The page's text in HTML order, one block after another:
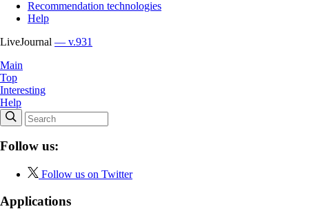
Recommendation technologies
Help
LiveJournal — v.931
Main
Top
Interesting
Help
Follow us:
Follow us on Twitter
Applications